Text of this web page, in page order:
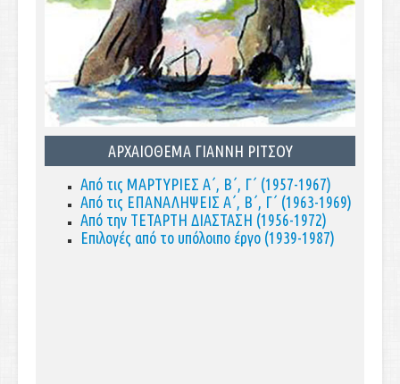
ΑΡΧΑΙΟΘΕΜΑ ΓΙΑΝΝΗ ΡΙΤΣΟΥ
Από τις ΜΑΡΤΥΡΙΕΣ Α΄, Β΄, Γ΄ (1957-1967)
Από τις ΕΠΑΝΑΛΗΨΕΙΣ Α΄, Β΄, Γ΄ (1963-1969)
Από την ΤΕΤΑΡΤΗ ΔΙΑΣΤΑΣΗ (1956-1972)
Επιλογές από το υπόλοιπο έργο (1939-1987)